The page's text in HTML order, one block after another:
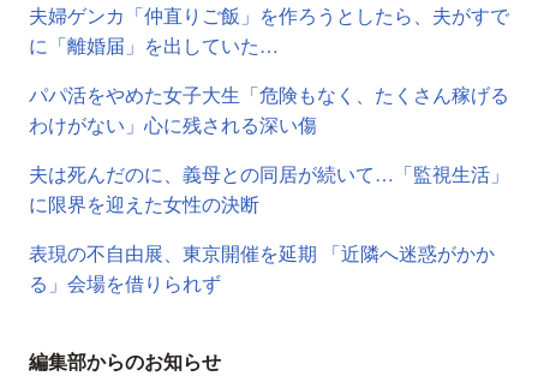
夫婦ゲンカ「仲直りご飯」を作ろうとしたら、夫がすで
に「離婚届」を出していた…
パパ活をやめた女子大生「危険もなく、たくさん稼げる
わけがない」心に残される深い傷
夫は死んだのに、義母との同居が続いて…「監視生活」
に限界を迎えた女性の決断
表現の不自由展、東京開催を延期 「近隣へ迷惑がかか
る」会場を借りられず
編集部からのお知らせ